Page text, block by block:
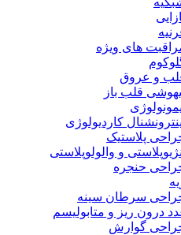
های ویژه
و عروق
قلب باز
کاردیولوژی
پلاستیک
و والولوپلاستی
حنجره
سرطان سینه
درون ریز و متابولیسم
گوارش